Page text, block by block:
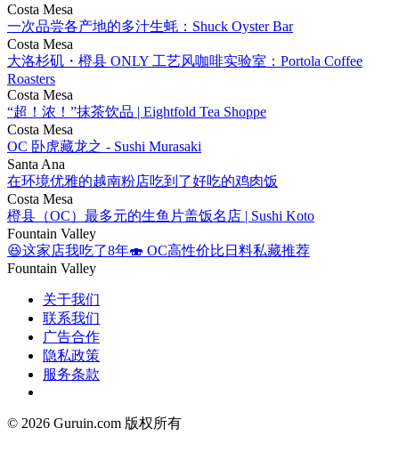
Costa Mesa
一次品尝各产地的多汁生蚝：Shuck Oyster Bar
Costa Mesa
大洛杉矶・橙县 ONLY 工艺风咖啡实验室：Portola Coffee
Roasters
Costa Mesa
“超！浓！”抹茶饮品 | Eightfold Tea Shoppe
Costa Mesa
OC 卧虎藏龙之 - Sushi Murasaki
Santa Ana
在环境优雅的越南粉店吃到了好吃的鸡肉饭
Costa Mesa
橙县（OC）最多元的生鱼片盖饭名店 | Sushi Koto
Fountain Valley
😆这家店我吃了8年🍣 OC高性价比日料私藏推荐
Fountain Valley
关于我们
联系我们
广告合作
隐私政策
服务条款
© 2026 Guruin.com 版权所有